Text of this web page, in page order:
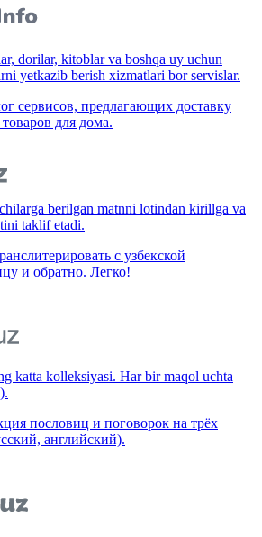
dorilar, kitoblar va boshqa uy uchun
yetkazib berish xizmatlari bor servislar.
сервисов, предлагающих доставку
для дома.
berilgan matnni lotindan kirillga va
taklif etadi.
с узбекской
и обратно. Легко!
katta kolleksiyasi. Har bir maqol uchta
пословиц и поговорок на трёх
английский).